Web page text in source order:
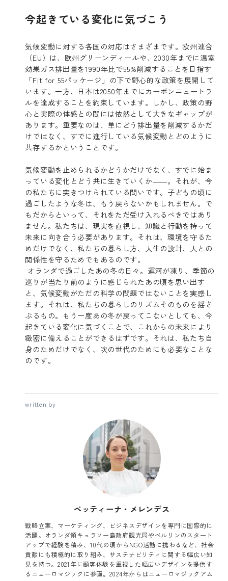
今起きている変化に気づこう
気候変動に対する各国の対応はさまざまです。欧州連合
（EU）は、欧州グリーンディールや、2030年までに温室
効果ガス排出量を1990年比で55%削減することを目指す
「Fit for 55パッケージ」の下で野心的な政策を展開して
います。一方、日本は2050年までにカーボンニュートラ
ルを達成することを約束しています。しかし、政策の野
心と実際の体感との間には依然として大きなギャップが
あります。重要なのは、単にどう排出量を削減するかだ
けではなく、すでに進行している気候変動とどのように
共存するかということです。
気候変動を止められるかどうかだけでなく、すでに始ま
っている変化とどう共に生きていくか――。それが、今
の私たちに突きつけられている問いです。子どもの頃に
過ごしたような冬は、もう戻らないかもしれません。で
もだからといって、それをただ受け入れるべきではあり
ません。私たちは、現実を直視し、知識と行動を持って
未来に向き合う必要があります。それは、環境を守るた
めだけでなく、私たちの暮らし方、人生の設計、人との
関係性を守るためでもあるのです。
オランダで過ごしたあの冬の日々。運河が凍り、季節の
巡りが当たり前のように感じられたあの頃を思い出す
と、気候変動がただの科学の問題ではないことを実感し
ます。それは、私たちの暮らしのリズムそのものを揺さ
ぶるもの。もう一度あの冬が戻ってこないとしても、今
起きている変化に気づくことで、これからの未来により
緻密に備えることができるはずです。それは、私たち自
身のためだけでなく、次の世代のためにも必要なことな
のです。
written by
ベッティーナ・メレンデス
戦略立案、マーケティング、ビジネスデザインを専門に国際的に
活躍。オランダ領キュラソー島政府観光局やベルリンのスタート
アップで経験を積み、10代の頃からNGO活動に携わるなど、社会
貢献にも積極的に取り組み、サステナビリティに関する幅広い知
見を持つ。2021年に顧客体験を重視した幅広いデザインを提供す
るニューロマジックに参画。2024年からはニューロマジックアム